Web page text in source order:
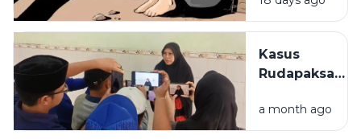
Anak
Menunjukkan
Rudapaksa
27 Pelaku di
Tidak Hamil
Kasus
Rudapaksa
Alarm, MUI
Sampang
a month ago